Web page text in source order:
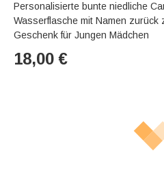
Personalisierte bunte niedliche
Wasserflasche mit Namen zurück
Geschenk für Jungen Mädchen
18,00 €